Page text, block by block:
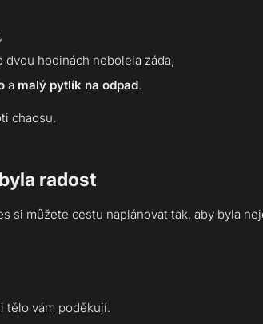
dvou hodinách nebolela záda,
a malý pytlík na odpad.
chaosu.
radost
si můžete cestu naplánovat tak, aby byla
tělo vám poděkují.